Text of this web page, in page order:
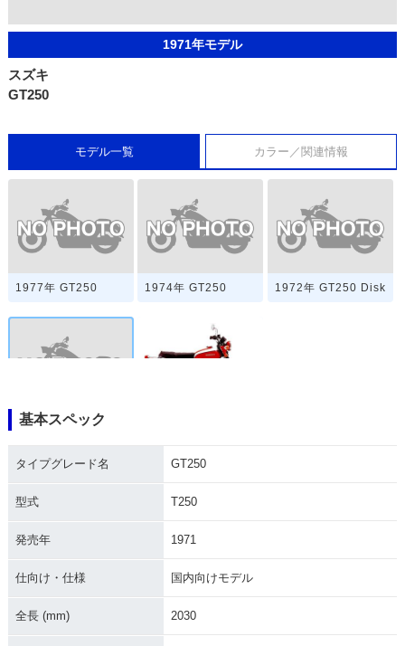
1971年モデル
スズキ
GT250
モデル一覧 カラー／関連情報
1977年 GT250 1974年 GT250 1972年 GT250 Disk
1971年 GT250
基本スペック
タイプグレード名 GT250
型式 T250
発売年 1971
仕向け・仕様 国内向けモデル
全長 (mm) 2030